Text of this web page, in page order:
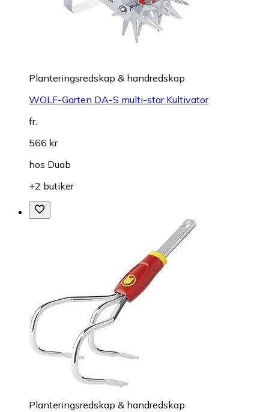
Planteringsredskap & handredskap
WOLF-Garten DA-S multi-star Kultivator
fr.
566 kr
hos Duab
+2 butiker
Planteringsredskap & handredskap